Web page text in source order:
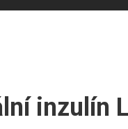
inzulín